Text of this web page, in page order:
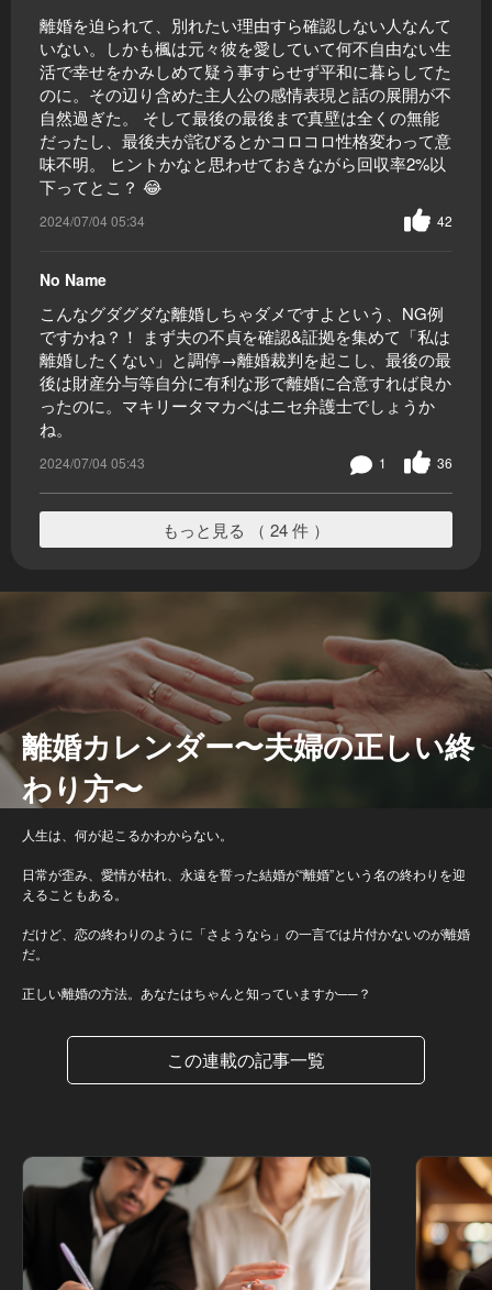
離婚を迫られて、別れたい理由すら確認しない人なんて
いない。しかも楓は元々彼を愛していて何不自由ない生
活で幸せをかみしめて疑う事すらせず平和に暮らしてた
のに。その辺り含めた主人公の感情表現と話の展開が不
自然過ぎた。 そして最後の最後まで真壁は全くの無能
だったし、最後夫が詫びるとかコロコロ性格変わって意
味不明。 ヒントかなと思わせておきながら回収率2%以
下ってとこ？ 😂
2024/07/04 05:34 42
No Name
こんなグダグダな離婚しちゃダメですよという、NG例
ですかね？！ まず夫の不貞を確認&証拠を集めて「私は
離婚したくない」と調停→離婚裁判を起こし、最後の最
後は財産分与等自分に有利な形で離婚に合意すれば良か
ったのに。マキリータマカベはニセ弁護士でしょうか
ね。
2024/07/04 05:43 36
1
もっと見る （ 24 件 ）
離婚カレンダー〜夫婦の正しい終
わり方〜
人生は、何が起こるかわからない。
日常が歪み、愛情が枯れ、永遠を誓った結婚が“離婚”という名の終わりを迎
えることもある。
だけど、恋の終わりのように「さようなら」の一言では片付かないのが離婚
だ。
正しい離婚の方法。あなたはちゃんと知っていますか──？
この連載の記事一覧